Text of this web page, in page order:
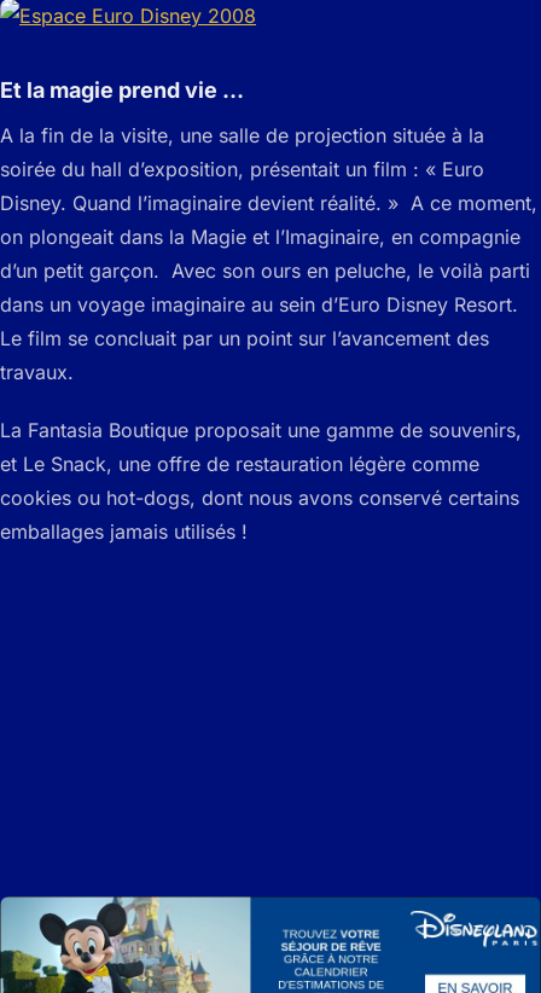
Et la magie prend vie …
A la fin de la visite, une salle de projection située à la
soirée du hall d’exposition, présentait un film : « Euro
Disney. Quand l’imaginaire devient réalité. » A ce moment,
on plongeait dans la Magie et l’Imaginaire, en compagnie
d’un petit garçon. Avec son ours en peluche, le voilà parti
dans un voyage imaginaire au sein d’Euro Disney Resort.
Le film se concluait par un point sur l’avancement des
travaux.
La Fantasia Boutique proposait une gamme de souvenirs,
et Le Snack, une offre de restauration légère comme
cookies ou hot-dogs, dont nous avons conservé certains
emballages jamais utilisés !